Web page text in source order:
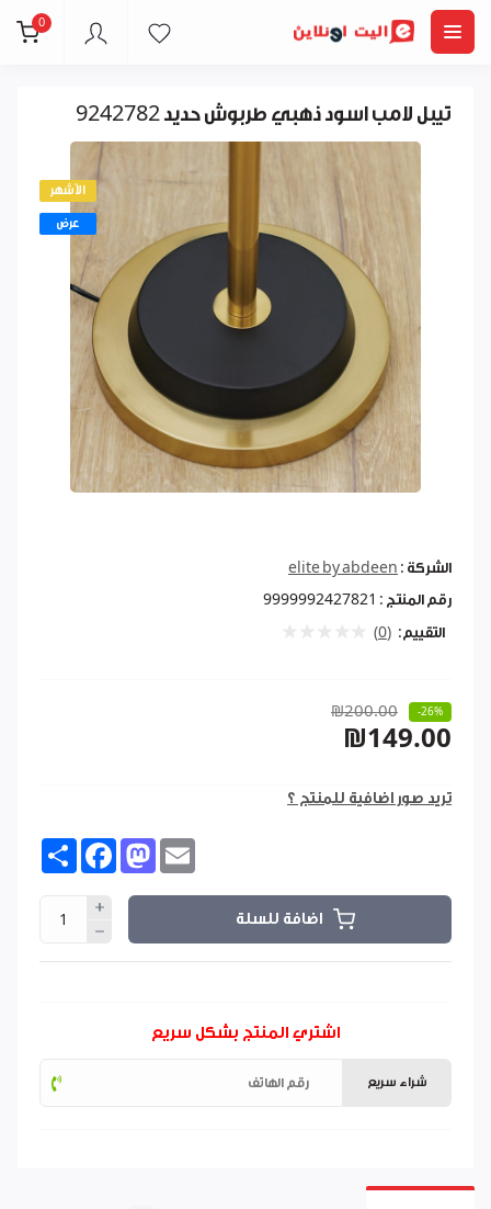
0
تيبل لامب اسود ذهبي طربوش حديد 9242782
الأشهر
عرض
الشركة : elite by abdeen
رقم المنتج : 9999992427821
التقييم: (0)
₪200.00 -26%
₪149.00
تريد صور اضافية للمنتج ؟
Share FacebookMastodon
اضافة للسلة
اشتري المنتج بشكل سريع
شراء سريع